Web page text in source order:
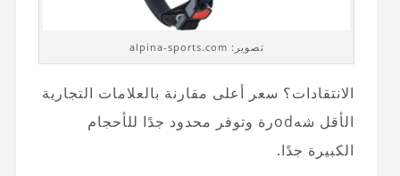
تصوير: alpina-sports.com
الانتقادات؟ سعر أعلى مقارنة بالعلامات التجارية
الأقل شهodرة وتوفر محدود جدًا للأحجام
الكبيرة جدًا.